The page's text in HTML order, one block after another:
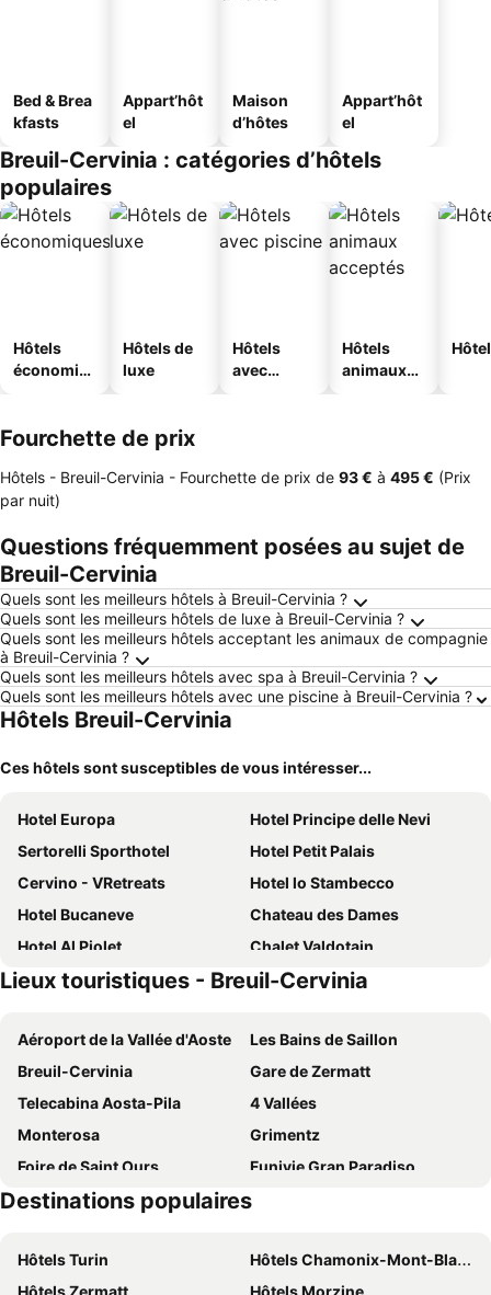
Bed & Brea
kfasts
Appart’hôt
el
Maison
d’hôtes
Appart’hôt
el
Breuil-Cervinia : catégories d’hôtels
populaires
Hôtels
économiq
Hôtels de
luxe
Hôtels
avec
Hôtels
animaux
Fourchette de prix
Hôtels - Breuil-Cervinia - Fourchette de prix de ‎93 € à ‎495 € (Prix
par nuit)
Questions fréquemment posées au sujet de
Breuil-Cervinia
Quels sont les meilleurs hôtels à Breuil-Cervinia ?
Quels sont les meilleurs hôtels de luxe à Breuil-Cervinia ?
Quels sont les meilleurs hôtels acceptant les animaux de compagnie
à Breuil-Cervinia ?
Quels sont les meilleurs hôtels avec spa à Breuil-Cervinia ?
Quels sont les meilleurs hôtels avec une piscine à Breuil-Cervinia ?
Hôtels Breuil-Cervinia
Ces hôtels sont susceptibles de vous intéresser...
Hotel Europa
Hotel Principe delle Nevi
Sertorelli Sporthotel
Hotel Petit Palais
Cervino - VRetreats
Hotel lo Stambecco
Hotel Bucaneve
Chateau des Dames
Hotel Al Piolet
Chalet Valdotain
Valtur Cervinia Cristallo Ski Resort
Il Cuore Del Cervino
Hotel Cime Bianche
Francois Boutique Rooms - Matterhorn Retreat & SPA in Cervinia
Hotel Meuble' Joli
Hotel Mon Reve
Hotel Edelweiss
Hotel Serenella
Hotiday Room Collection - Cervinia
Hotel Perruquet
Hotel Hermitage Relais & Châteaux
Hotel Miravidi
Hotel Excelsior Planet
Hotel Meynet
Hotel Lyskamm
Les Neiges d'Antan
Lieux touristiques - Breuil-Cervinia
Aéroport de la Vallée d'Aoste
Les Bains de Saillon
Breuil-Cervinia
Gare de Zermatt
Telecabina Aosta-Pila
4 Vallées
Monterosa
Grimentz
Foire de Saint Ours
Funivie Gran Paradiso
Col du Grand-Saint-Bernard
Cascate di ghiaccio Valnontey
Festival de la ville de Verbier
Courmayeur et Grandes Jorasses
Destinations populaires
Hôtels Turin
Hôtels Chamonix-Mont-Blanc
Hôtels Zermatt
Hôtels Morzine